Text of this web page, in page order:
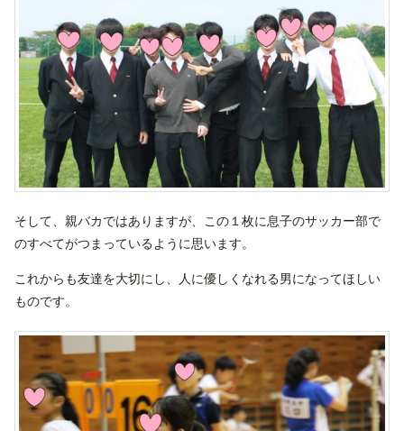
そして、親バカではありますが、この１枚に息子のサッカー部で
のすべてがつまっているように思います。
これからも友達を大切にし、人に優しくなれる男になってほしい
ものです。